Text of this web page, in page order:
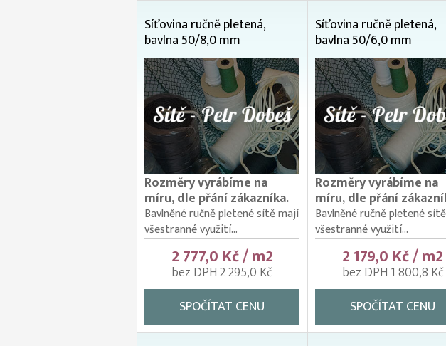
Síťovina ručně pletená,
bavlna 50/8,0 mm
Rozměry vyrábíme na
míru, dle přání zákazníka.
Bavlněné ručně pletené sítě mají
všestranné využití...
2 777,0 Kč / m2
bez DPH 2 295,0 Kč
SPOČÍTAT CENU
Síťovina ručně pletená,
bavlna 50/6,0 mm
Rozměry vyrábíme na
míru, dle přání
Bavlněné ručně pletené
všestranné využití...
2 179,0 Kč / m2
bez DPH 1 800,8 Kč
SPOČÍTAT CENU